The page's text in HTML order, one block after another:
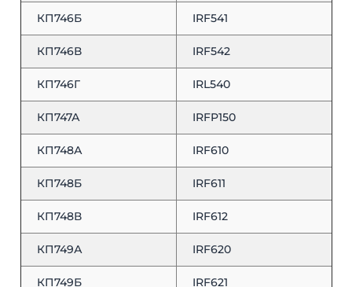
КП746Б IRF541
КП746В IRF542
КП746Г IRL540
КП747А IRFP150
КП748А IRF610
КП748Б IRF611
КП748В IRF612
КП749А IRF620
КП749Б IRF621